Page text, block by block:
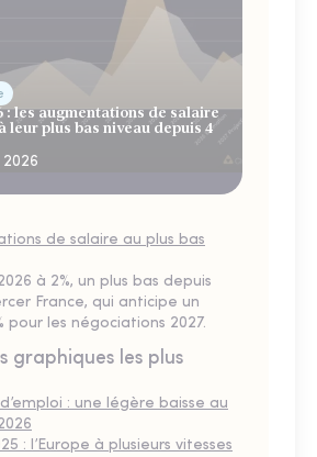
: les augmentations de salaire
leur plus bas niveau depuis 4
2026
de salaire au plus bas
à 2%, un plus bas depuis
France, qui anticipe un
pour les négociations 2027.
graphiques les plus
: une légère baisse au
: l’Europe à plusieurs vitesses